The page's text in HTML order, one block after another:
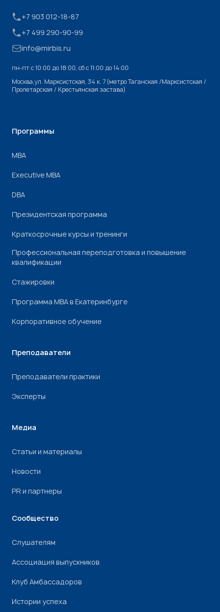
+7 903 012-18-87
+7 499 290-90-99
info@mirbis.ru
пн-пт с 10:00 до 18:00, cб с 11:00 до 14:00
Москва,ул. Марксистская, 34 к. 7 (метро Таганская /Марксистская /
Пролетарская / Крестьянская застава)
Программы
МВА
Executive MBA
DBA
Президентская программа
Краткосрочные курсы и тренинги
Профессиональная переподготовка и повышение
квалификации
Стажировки
Программа МВА в Екатеринбурге
Корпоративное обучение
Преподаватели
Преподаватели практики
Эксперты
Медиа
Статьи и материалы
Новости
PR и партнеры
Сообщество
Слушателям
Ассоциация выпускников
Клуб Амбассадоров
Истории успеха